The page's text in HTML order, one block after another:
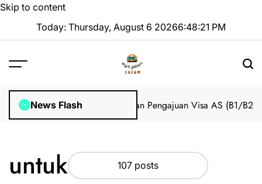
Skip to content
Today: Thursday, August 6 20266:48:22 PM
News Flash
2025 Tanpa Stres Bantuan Pengajuan Visa AS (B1/B2)
untuk 107 posts